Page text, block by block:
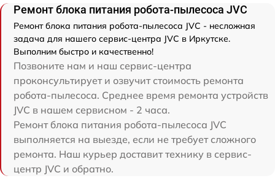
Ремонт блока питания робота-пылесоса JVC
Ремонт блока питания робота-пылесоса JVC - несложная
задача для нашего сервис-центра JVC в Иркутске.
Выполним быстро и качественно!
Позвоните нам и наш сервис-центра
проконсультирует и озвучит стоимость ремонта
робота-пылесоса. Среднее время ремонта устройств
JVC в нашем сервисном - 2 часа.
Ремонт блока питания робота-пылесоса JVC
выполняется на выезде, если не требует сложного
ремонта. Наш курьер доставит технику в сервис-
центр JVC и обратно.